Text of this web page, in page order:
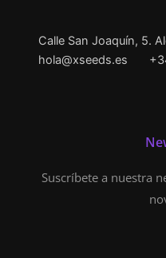
Calle San Joaquín, 5.
hola@xseeds.es
Suscríbete a nuestra